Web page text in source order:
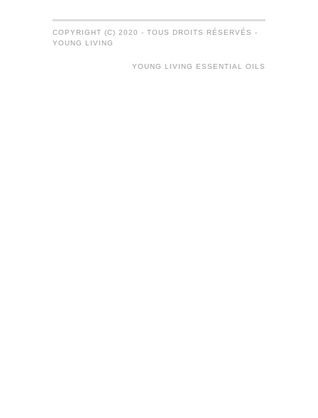
COPYRIGHT (C) 2020 - TOUS DROITS RÉSERVÉS -
YOUNG LIVING
YOUNG LIVING ESSENTIAL OILS